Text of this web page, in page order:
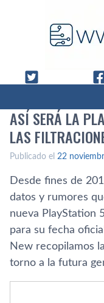
ASÍ SERÁ LA
LAS
Publicado el 22
Desde fines de
datos y rumores
nueva PlayStation
para su fecha
New recopilamos
torno a la futura